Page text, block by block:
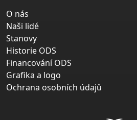
O nás
Naši lidé
Stanovy
Historie ODS
Financování ODS
Grafika a logo
Ochrana osobních údajů